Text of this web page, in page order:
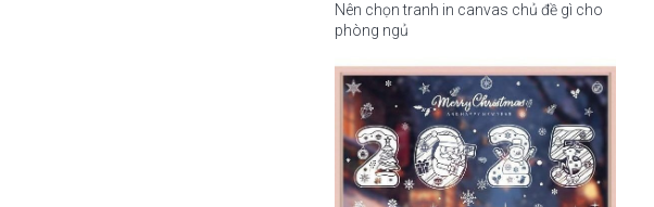
Nên chọn tranh in canvas chủ đề gì cho
phòng ngủ